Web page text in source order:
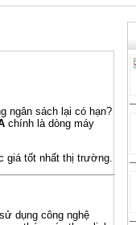
ngân sách lại có hạn?
chính là dòng máy
tốt nhất thị trường.
dụng công nghệ